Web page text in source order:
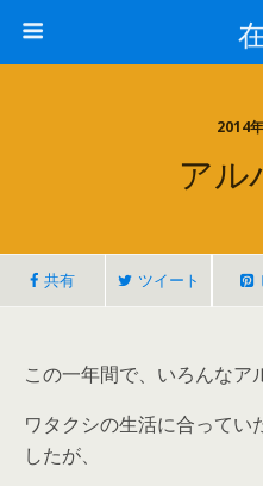
2014
アル
共有 ツイート
この一年間で、いろんなア
ワタクシの生活に合って
したが、